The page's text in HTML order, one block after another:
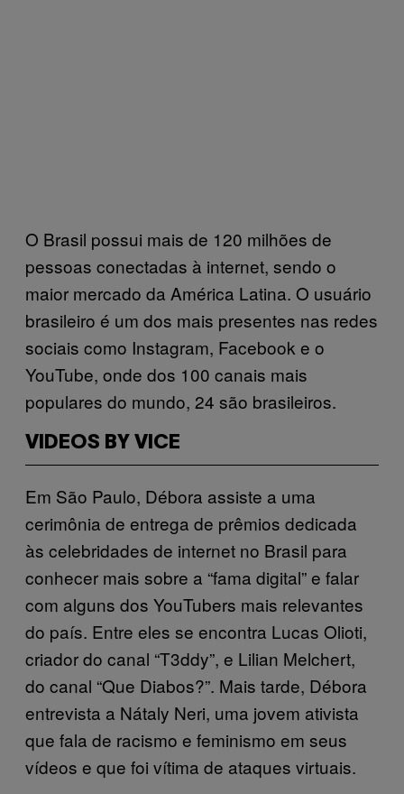
O Brasil possui mais de 120 milhões de
pessoas conectadas à internet, sendo o
maior mercado da América Latina. O usuário
brasileiro é um dos mais presentes nas redes
sociais como Instagram, Facebook e o
YouTube, onde dos 100 canais mais
populares do mundo, 24 são brasileiros.
VIDEOS BY VICE
Em São Paulo, Débora assiste a uma
cerimônia de entrega de prêmios dedicada
às celebridades de internet no Brasil para
conhecer mais sobre a “fama digital” e falar
com alguns dos YouTubers mais relevantes
do país. Entre eles se encontra Lucas Olioti,
criador do canal “T3ddy”, e Lilian Melchert,
do canal “Que Diabos?”. Mais tarde, Débora
entrevista a Nátaly Neri, uma jovem ativista
que fala de racismo e feminismo em seus
vídeos e que foi vítima de ataques virtuais.